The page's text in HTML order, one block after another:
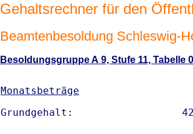
Gehaltsrechner für den
Beamtenbesoldung Schleswig-
Besoldungsgruppe A 9, Stufe 11, Tabelle
Monatsbeträge